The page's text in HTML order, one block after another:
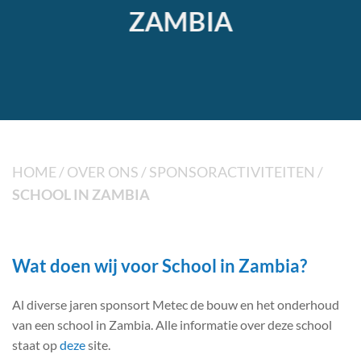
ZAMBIA
HOME/OVER ONS /SPONSORACTIVITEITEN /
SCHOOL IN ZAMBIA
Wat doen wij voor School in Zambia?
Al diverse jaren sponsort Metec de bouw en het onderhoud
van een school in Zambia. Alle informatie over deze school
staat opdezesite.